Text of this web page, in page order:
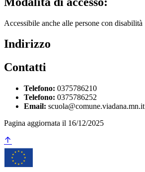
Accessibile anche alle persone con disabilità
Indirizzo
Contatti
Telefono: 0375786210
Telefono: 0375786252
Email: scuola@comune.viadana.mn.it
Pagina aggiornata il 16/12/2025